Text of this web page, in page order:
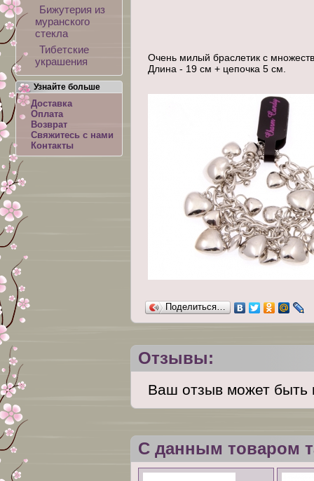
Очень милый браслетик с
Длина - 19 см + цепочка 5 см.
Поделиться…
Отзывы:
Ваш отзыв может быть
С данным товаром
Бижутерия из
муранского
стекла
Тибетские
украшения
Узнайте больше
Доставка
Оплата
Возврат
Свяжитесь с нами
Контакты